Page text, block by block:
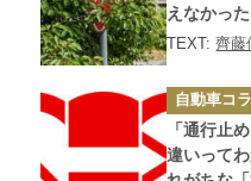
えなかっ
TEXT:齊藤
カ
テ
ゴ
リ
ー
自動車コ
「通行止
違いって